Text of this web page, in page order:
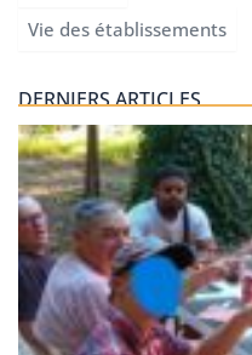
Vie des établissements
DERNIERS ARTICLES